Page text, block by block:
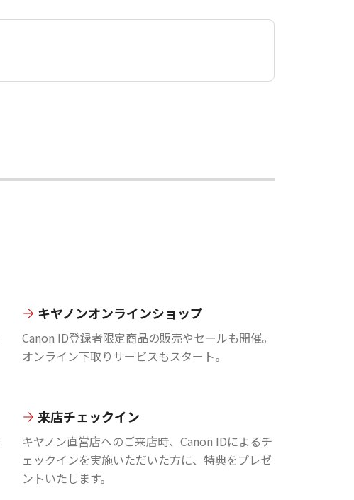
キヤノンオンラインショップ
Canon ID登録者限定商品の販売やセールも開催。
オンライン下取りサービスもスタート。
来店チェックイン
キヤノン直営店へのご来店時、Canon IDによるチ
ェックインを実施いただいた方に、特典をプレゼ
ントいたします。